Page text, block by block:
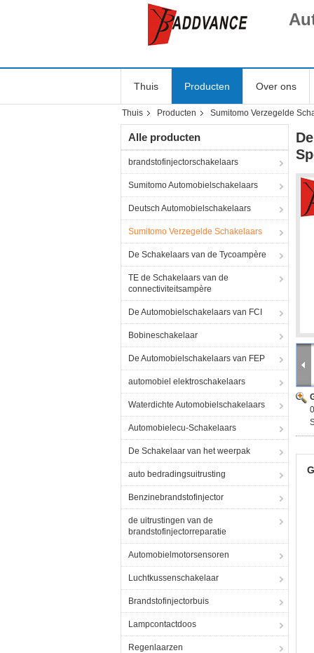
Thuis Producten Over ons
Thuis Producten Sumitomo Verzegelde
Alle producten
brandstofinjectorschakelaars
Sumitomo Automobielschakelaars
Deutsch Automobielschakelaars
Sumitomo Verzegelde Schakelaars
De Schakelaars van de Tycoampère
TE de Schakelaars van de
connectiviteitsampère
De Automobielschakelaars van FCI
Bobineschakelaar
De Automobielschakelaars van FEP
automobiel elektroschakelaars
Waterdichte Automobielschakelaars
Automobielecu-Schakelaars
De Schakelaar van het weerpak
auto bedradingsuitrusting
Benzinebrandstofinjector
de uitrustingen van de
brandstofinjectorreparatie
Automobielmotorsensoren
Luchtkussenschakelaar
Brandstofinjectorbuis
Lampcontactdoos
Regenlaarzen